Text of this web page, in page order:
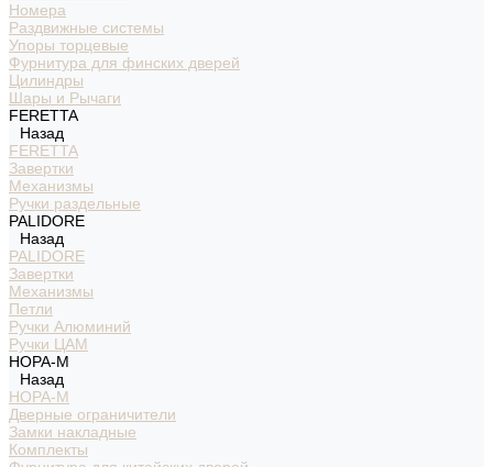
Номера
Раздвижные системы
Упоры торцевые
Фурнитура для финских дверей
Цилиндры
Шары и Рычаги
FERETTA
Назад
FERETTA
Завертки
Механизмы
Ручки раздельные
PALIDORE
Назад
PALIDORE
Завертки
Механизмы
Петли
Ручки Алюминий
Ручки ЦАМ
НОРА-М
Назад
НОРА-М
Дверные ограничители
Замки накладные
Комплекты